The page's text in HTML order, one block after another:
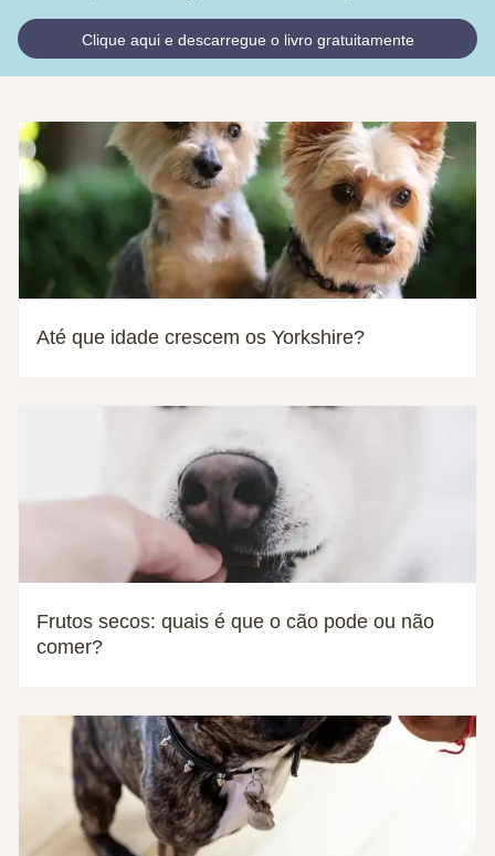
Clique aqui e descarregue o livro gratuitamente
Até que idade crescem os Yorkshire?
Frutos secos: quais é que o cão pode ou não
comer?